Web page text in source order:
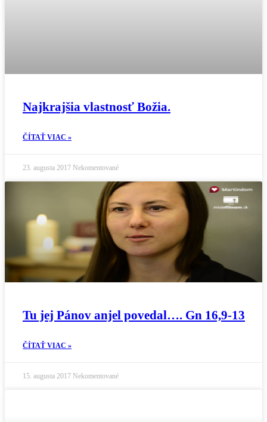
Najkrajšia vlastnosť Božia.
ČÍTAŤ VIAC »
23. augusta 2017 Nekomentované
Tu jej Pánov anjel povedal…. Gn 16,9-13
ČÍTAŤ VIAC »
15. augusta 2017 Nekomentované